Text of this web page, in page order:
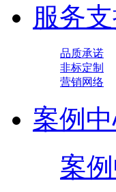
服务
品质承诺
非标定制
营销网络
案例
案